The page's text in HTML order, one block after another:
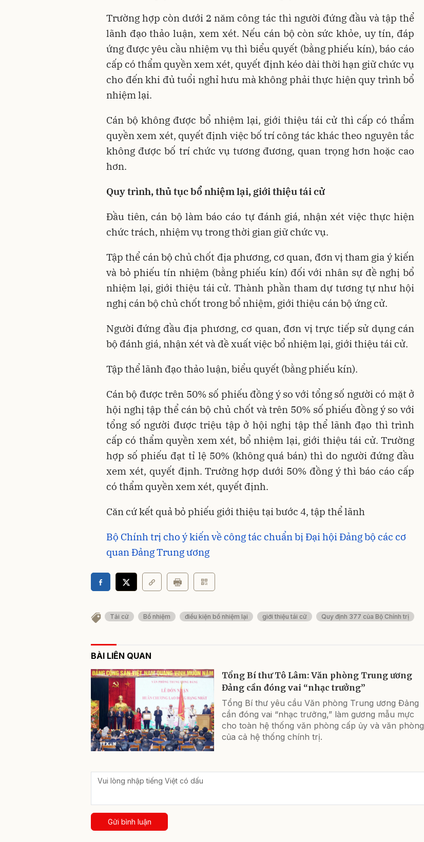
Trường hợp còn dưới 2 năm công tác thì người đứng đầu và tập thể
lãnh đạo thảo luận, xem xét. Nếu cán bộ còn sức khỏe, uy tín, đáp
ứng được yêu cầu nhiệm vụ thì biểu quyết (bằng phiếu kín), báo cáo
cấp có thẩm quyền xem xét, quyết định kéo dài thời hạn giữ chức vụ
cho đến khi đủ tuổi nghỉ hưu mà không phải thực hiện quy trình bổ
nhiệm lại.
Cán bộ không được bổ nhiệm lại, giới thiệu tái cử thì cấp có thẩm
quyền xem xét, quyết định việc bố trí công tác khác theo nguyên tắc
không được bố trí chức vụ tương đương, quan trọng hơn hoặc cao
hơn.
Quy trình, thủ tục bổ nhiệm lại, giới thiệu tái cử
Đầu tiên, cán bộ làm báo cáo tự đánh giá, nhận xét việc thực hiện
chức trách, nhiệm vụ trong thời gian giữ chức vụ.
Tập thể cán bộ chủ chốt địa phương, cơ quan, đơn vị tham gia ý kiến
và bỏ phiếu tín nhiệm (bằng phiếu kín) đối với nhân sự đề nghị bổ
nhiệm lại, giới thiệu tái cử. Thành phần tham dự tương tự như hội
nghị cán bộ chủ chốt trong bổ nhiệm, giới thiệu cán bộ ứng cử.
Người đứng đầu địa phương, cơ quan, đơn vị trực tiếp sử dụng cán
bộ đánh giá, nhận xét và đề xuất việc bổ nhiệm lại, giới thiệu tái cử.
Tập thể lãnh đạo thảo luận, biểu quyết (bằng phiếu kín).
Cán bộ được trên 50% số phiếu đồng ý so với tổng số người có mặt ở
hội nghị tập thể cán bộ chủ chốt và trên 50% số phiếu đồng ý so với
tổng số người được triệu tập ở hội nghị tập thể lãnh đạo thì trình
cấp có thẩm quyền xem xét, bổ nhiệm lại, giới thiệu tái cử. Trường
hợp số phiếu đạt tỉ lệ 50% (không quá bán) thì do người đứng đầu
xem xét, quyết định. Trường hợp dưới 50% đồng ý thì báo cáo cấp
có thẩm quyền xem xét, quyết định.
Căn cứ kết quả bỏ phiếu giới thiệu tại bước 4, tập thể lãnh
Bộ Chính trị cho ý kiến về công tác chuẩn bị Đại hội Đảng bộ các cơ
quan Đảng Trung ương
Tải cử Bổ nhiệm điều kiện bổ nhiệm lại giới thiệu tái cử Quy định 377 của Bộ Chính trị
BÀI LIÊN QUAN
Tổng Bí thư Tô Lâm: Văn phòng Trung ương
Đảng cần đóng vai “nhạc trưởng”
Tổng Bí thư yêu cầu Văn phòng Trung ương Đảng
cần đóng vai “nhạc trưởng,” làm gương mẫu mực
cho toàn hệ thống văn phòng cấp ủy và văn phòng
của cả hệ thống chính trị.
Gửi bình luận